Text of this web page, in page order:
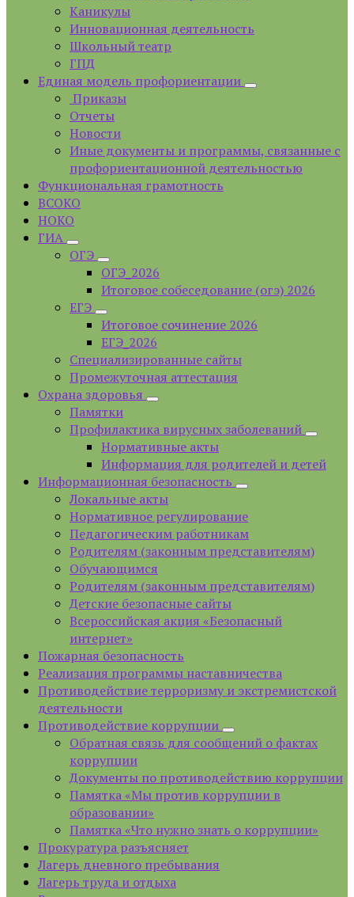
Каникулы
Инновационная деятельность
Школьный театр
ГПД
Единая модель профориентации
Приказы
Отчеты
Новости
Иные документы и программы, связанные с
профориентационной деятельностью
Функциональная грамотность
ВСОКО
НОКО
ГИА
ОГЭ
ОГЭ_2026
Итоговое собеседование (огэ) 2026
ЕГЭ
Итоговое сочинение 2026
ЕГЭ_2026
Специализированные сайты
Промежуточная аттестация
Охрана здоровья
Памятки
Профилактика вирусных заболеваний
Нормативные акты
Информация для родителей и детей
Информационная безопасность
Локальные акты
Нормативное регулирование
Педагогическим работникам
Родителям (законным представителям)
Обучающимся
Родителям (законным представителям)
Детские безопасные сайты
Всероссийская акция «Безопасный
интернет»
Пожарная безопасность
Реализация программы наставничества
Противодействие терроризму и экстремистской
деятельности
Противодействие коррупции
Обратная связь для сообщений о фактах
коррупции
Документы по противодействию коррупции
Памятка «Мы против коррупции в
образовании»
Памятка «Что нужно знать о коррупции»
Прокуратура разъясняет
Лагерь дневного пребывания
Лагерь труда и отдыха